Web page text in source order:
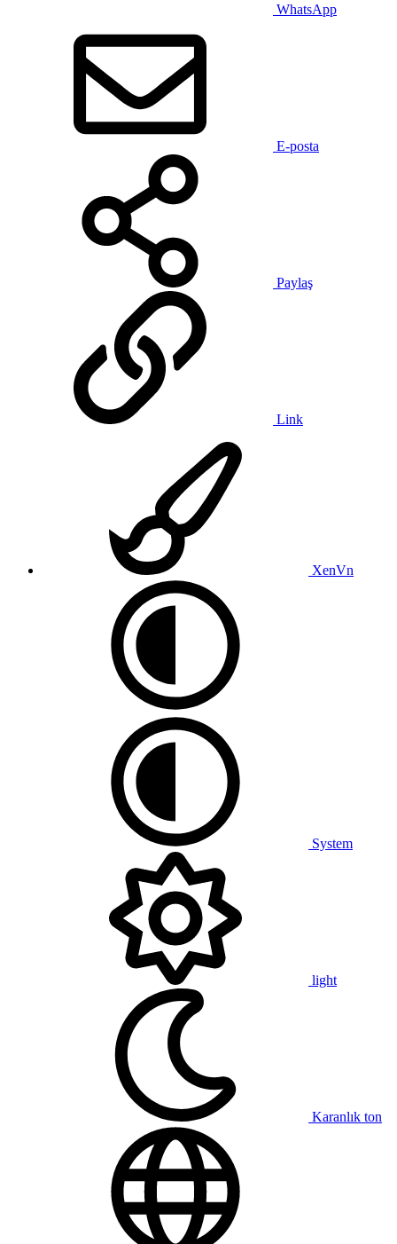
WhatsApp
E-posta
Paylaş
Link
XenVn
System
light
Karanlık ton